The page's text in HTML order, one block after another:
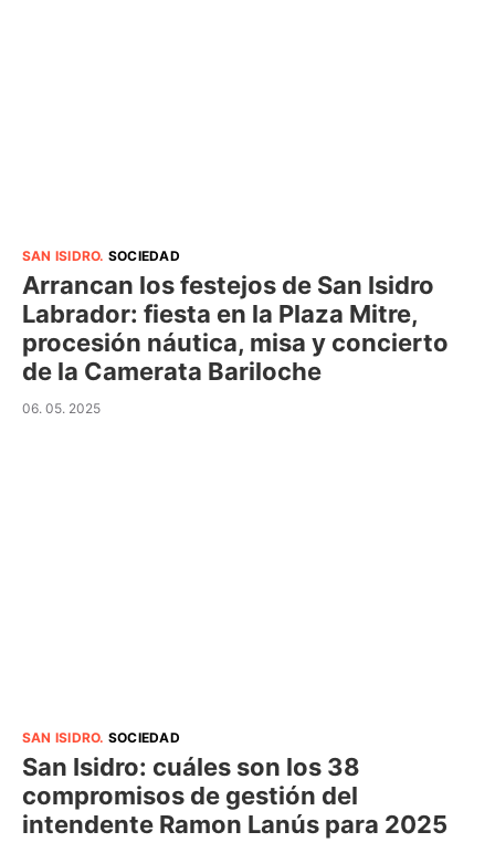
SAN ISIDRO. SOCIEDAD
Arrancan los festejos de San Isidro
Labrador: fiesta en la Plaza Mitre,
procesión náutica, misa y concierto
de la Camerata Bariloche
06. 05. 2025
SAN ISIDRO. SOCIEDAD
San Isidro: cuáles son los 38
compromisos de gestión del
intendente Ramon Lanús para 2025